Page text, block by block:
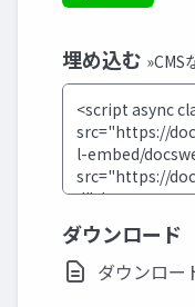
埋め込む »CMS
ダウンロード
ダウンロー